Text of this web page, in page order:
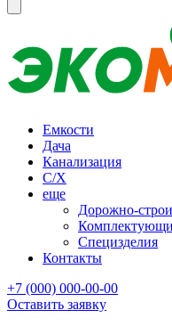
Емкости
Дача
Канализация
С/Х
еще
Дорожно-
Специзделия
Контакты
+7 (000) 000-00-00
Оставить заявку